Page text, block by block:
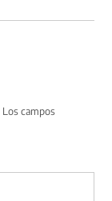
Los campos